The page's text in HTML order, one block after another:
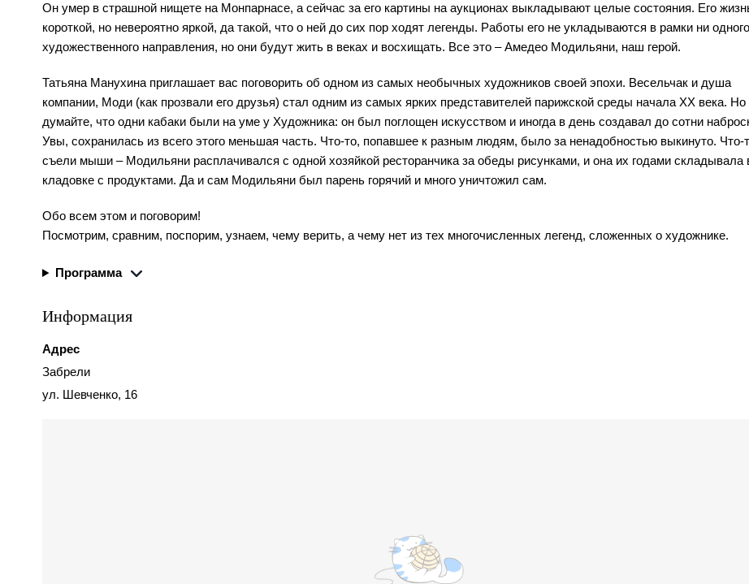
Он умер в страшной нищете на Монпарнасе, а сейчас за его картины на аукционах выкладывают целые состояния. Его
короткой, но невероятно яркой, да такой, что о ней до сих пор ходят легенды. Работы его не укладываются в рамки ни одного
художественного направления, но они будут жить в веках и восхищать. Все это – Амедео Модильяни, наш герой.
Татьяна Манухина приглашает вас поговорить об одном из самых необычных художников своей эпохи. Весельчак и душа
компании, Моди (как прозвали его друзья) стал одним из самых ярких представителей парижской среды начала ХХ века. Но
думайте, что одни кабаки были на уме у Художника: он был поглощен искусством и иногда в день создавал до сотни
Увы, сохранилась из всего этого меньшая часть. Что-то, попавшее к разным людям, было за ненадобностью выкинуто. Что-
съели мыши – Модильяни расплачивался с одной хозяйкой ресторанчика за обеды рисунками, и она их годами складывала
кладовке с продуктами. Да и сам Модильяни был парень горячий и много уничтожил сам.
Обо всем этом и поговорим!
Посмотрим, сравним, поспорим, узнаем, чему верить, а чему нет из тех многочисленных легенд, сложенных о художнике.
Программа
Информация
Адрес
Забрели
ул. Шевченко, 16